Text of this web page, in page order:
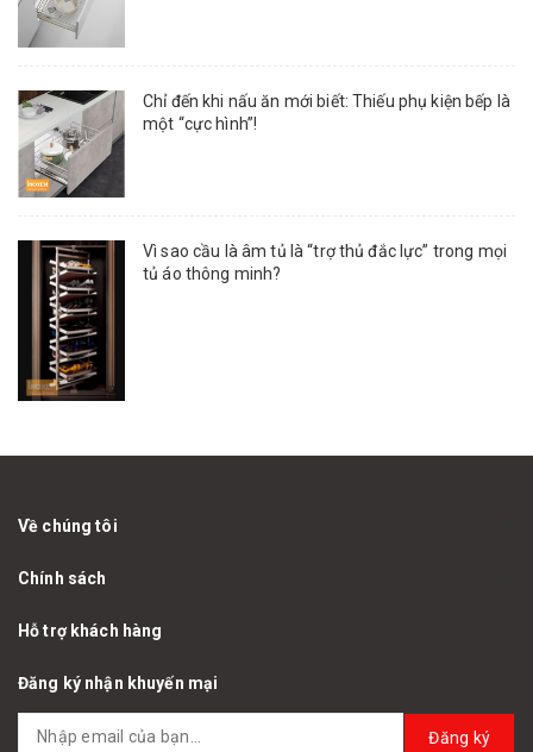
Chỉ đến khi nấu ăn mới biết: Thiếu phụ kiện bếp là
một “cực hình”!
Vì sao cầu là âm tủ là “trợ thủ đắc lực” trong mọi
tủ áo thông minh?
Về chúng tôi
Chính sách
Hỗ trợ khách hàng
Đăng ký nhận khuyến mại
Đăng ký